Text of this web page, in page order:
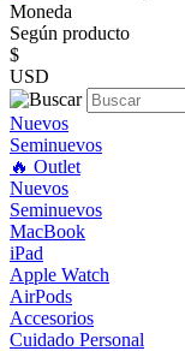
Moneda
Según producto
$
USD
Nuevos
Seminuevos
🔥 Outlet
Nuevos
Seminuevos
MacBook
iPad
Apple Watch
AirPods
Accesorios
Cuidado Personal